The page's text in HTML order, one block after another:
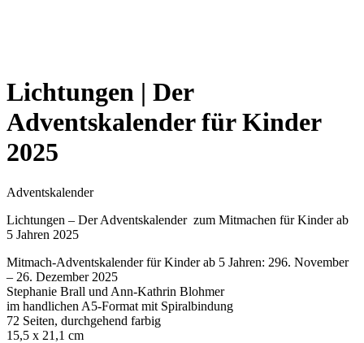
Lichtungen | Der
Adventskalender für Kinder
2025
Adventskalender
Lichtungen – Der Adventskalender zum Mitmachen für Kinder ab
5 Jahren 2025
Mitmach-Adventskalender für Kinder ab 5 Jahren: 296. November
– 26. Dezember 2025
Stephanie Brall und Ann-Kathrin Blohmer
im handlichen A5-Format mit Spiralbindung
72 Seiten, durchgehend farbig
15,5 x 21,1 cm